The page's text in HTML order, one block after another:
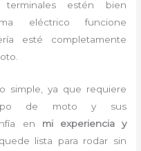
estén bien
eléctrico funcione
esté completamente
simple, ya que requiere
de moto y sus
en mi experiencia y
lista para rodar sin